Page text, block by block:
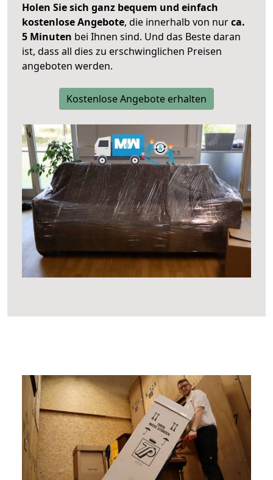
Holen Sie sich ganz bequem und einfach
kostenlose Angebote, die innerhalb von nurca.
5 Minuten bei Ihnen sind. Und das Beste daran
ist, dass all dies zu erschwinglichen Preisen
angeboten werden.
Kostenlose Angebote erhalten